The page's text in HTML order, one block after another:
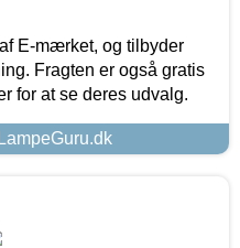
E-mærket, og tilbyder
Fragten er også gratis
for at se deres udvalg.